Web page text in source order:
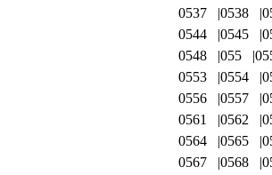
0537
0538
0544
0545
0548
055
0553
0554
0556
0557
0561
0562
0564
0565
0567
0568